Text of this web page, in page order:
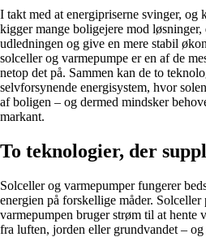
I takt med at energipriserne svinger, og
kigger mange boligejere mod løsninger,
udledningen og give en mere stabil
solceller og varmepumpe er en af de
netop det på. Sammen kan de to
selvforsynende energisystem, hvor
af boligen – og dermed mindsker
markant.
To teknologier, der
Solceller og varmepumper fungerer
energien på forskellige måder.
varmepumpen bruger strøm til at hente
fra luften, jorden eller grundvandet –